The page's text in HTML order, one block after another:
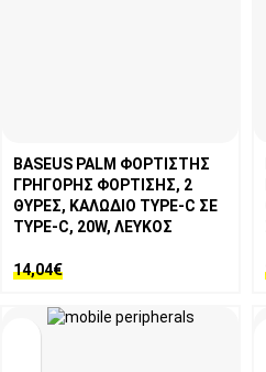
BASEUS PALM ΦΟΡΤΙΣΤΗΣ
ΓΡΗΓΟΡΗΣ ΦΟΡΤΙΣΗΣ, 2
ΘΥΡΕΣ, ΚΑΛΩΔΙΟ TYPE-C ΣΕ
TYPE-C, 20W, ΛΕΥΚΟΣ
14,04€